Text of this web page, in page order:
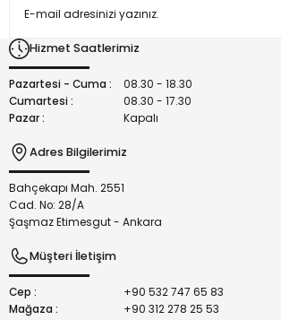
Ürün açıklamasında eksik bilgiler bulunuyor.
Bu ürüne benzer farklı alternatifler olmalı.
Hizmet Saatlerimiz
Pazartesi - Cuma :
08.30 - 18.30
Cumartesi :
08.30 - 17.30
Pazar :
Kapalı
Adres Bilgilerimiz
Bahçekapı Mah. 2551
Cad. No: 28/A
Şaşmaz Etimesgut - Ankara
Müşteri İletişim
Cep :
+90 532 747 65 83
Mağaza :
+90 312 278 25 53